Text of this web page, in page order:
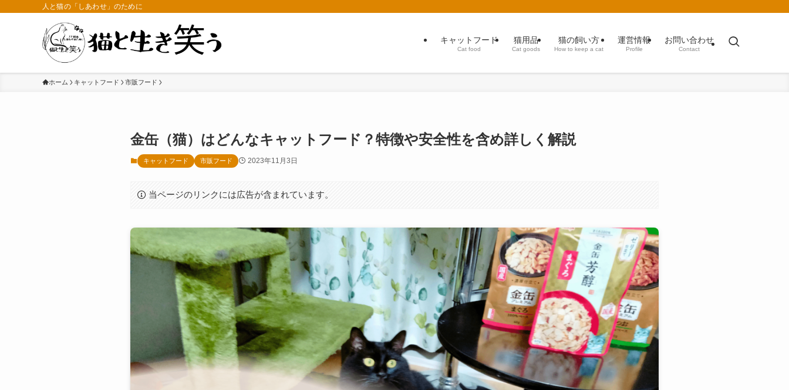
人と猫の「しあわせ」のために
キャットフード
Cat food
猫用品
Cat goods
猫の飼い方
How to keep a cat
運営情報
Profile
お問い合わせ
Contact
ホーム キャットフード 市販フード
金缶（猫）はどんなキャットフード？特徴や安全性を含め詳しく解説
キャットフード 市販フード 2023年11月3日
当ページのリンクには広告が含まれています。